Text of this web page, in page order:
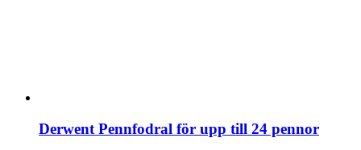
Derwent Pennfodral för upp till 24 pennor